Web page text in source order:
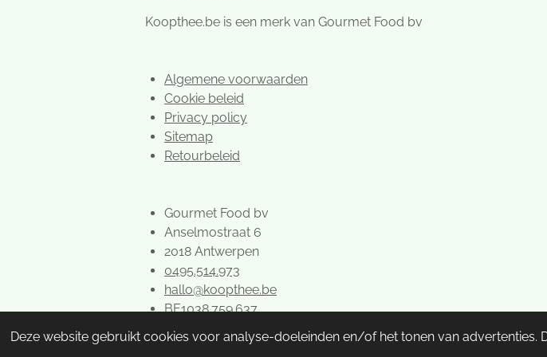
Deze website gebruikt cookies voor analyse-doeleinden en/of het tonen van
t
Koopthee.be is een merk van Gourmet Food bv
Algemene voorwaarden
Cookie beleid
Privacy policy
Sitemap
Retourbeleid
Gourmet Food bv
Anselmostraat 6
2018 Antwerpen
0495.514.973
hallo@koopthee.be
BE1038.759.637
© 2022 - 2026 Dammann thee kopen